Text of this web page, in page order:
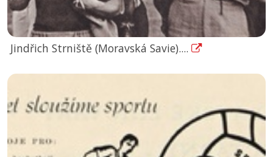
Jindřich Strniště (Moravská Savie)....